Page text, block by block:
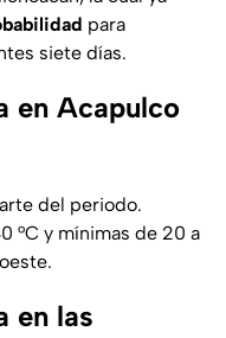
para
siete días.
en Acapulco
del periodo.
°C y mínimas de 20 a
en las